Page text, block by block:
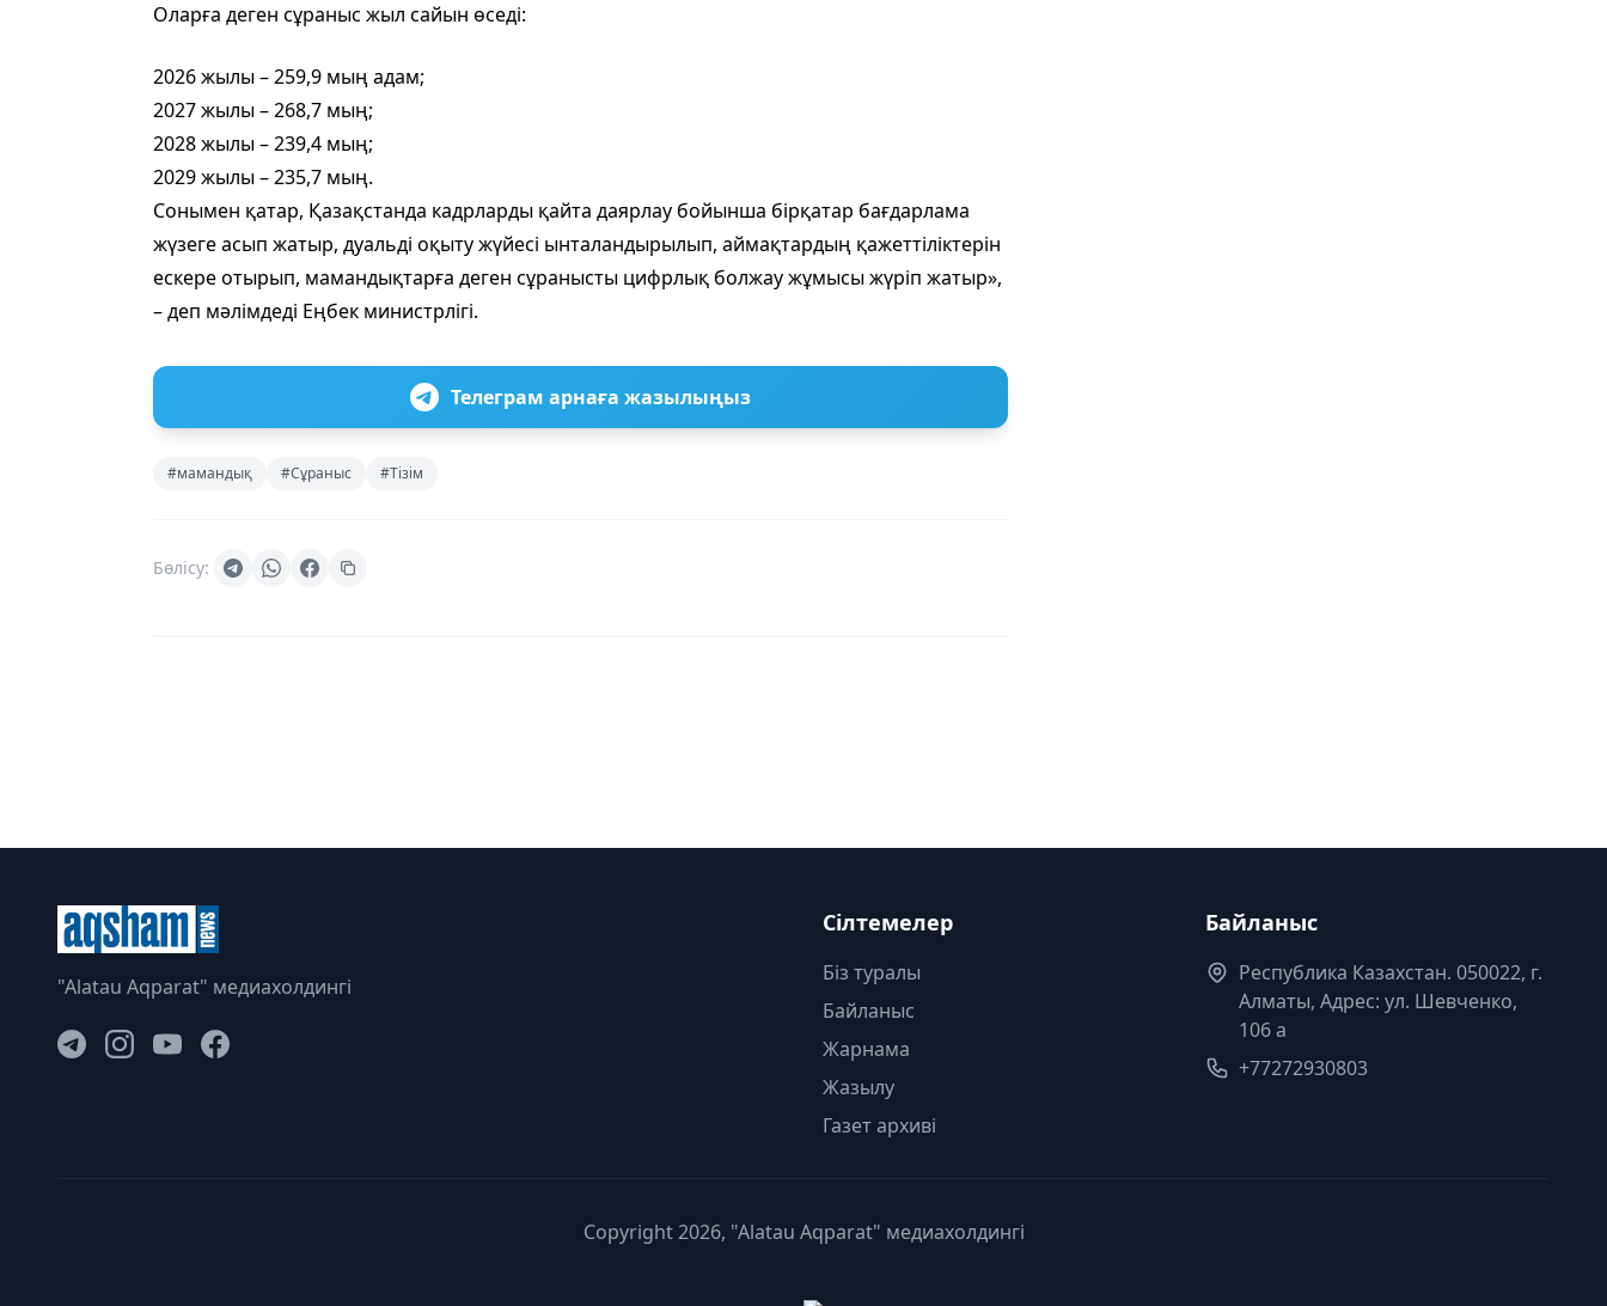
Оларға деген сұраныс жыл сайын өседі:
2026 жылы – 259,9 мың адам;
2027 жылы – 268,7 мың;
2028 жылы – 239,4 мың;
2029 жылы – 235,7 мың.
Сонымен қатар, Қазақстанда кадрларды қайта даярлау бойынша бірқатар бағдарлама
жүзеге асып жатыр, дуальді оқыту жүйесі ынталандырылып, аймақтардың қажеттіліктерін
ескере отырып, мамандықтарға деген сұранысты цифрлық болжау жұмысы жүріп жатыр»,
– деп мәлімдеді Еңбек министрлігі.
Телеграм арнаға жазылыңыз
#мамандық #Сұраныс #Тізім
Бөлісу:
"Alatau Aqparat" медиахолдингі
Сілтемелер
Біз туралы
Байланыс
Жарнама
Жазылу
Газет архиві
Байланыс
Республика Казахстан. 050022, г.
Алматы, Адрес: ул. Шевченко,
106 а
+77272930803
Copyright 2026, "Alatau Aqparat" медиахолдингі